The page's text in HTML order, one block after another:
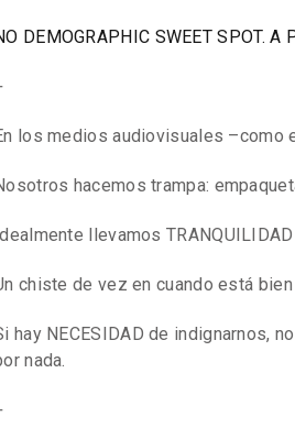
DEMOGRAPHIC SWEET SPOT. A
los medios audiovisuales –como
hacemos trampa:
Idealmente llevamos
chiste de vez en cuando está
hay NECESIDAD de indignarnos,
nada.